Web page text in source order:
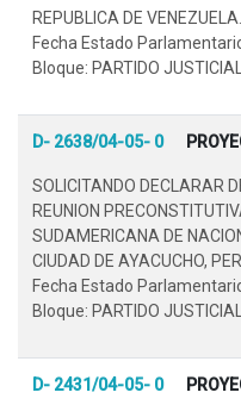
REPUBLICA DE
Fecha Estado
Bloque: PARTIDO
D- 2638/04-05- 0
SOLICITANDO DECLARAR
REUNION
SUDAMERICANA DE
CIUDAD DE AYACUCHO,
Fecha Estado
Bloque: PARTIDO
D- 2431/04-05- 0